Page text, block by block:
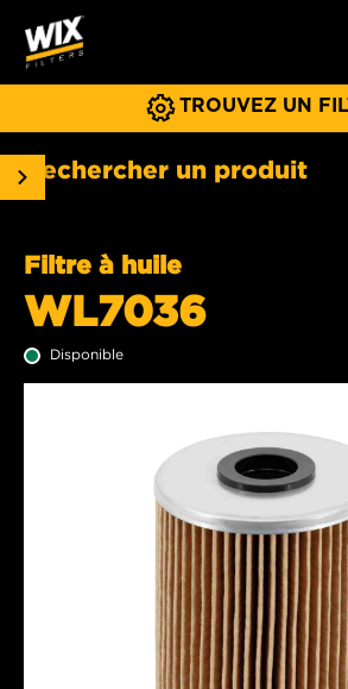
TROUVEZ UN
Rechercher un produit
Filtre à huile
WL7036
Disponible